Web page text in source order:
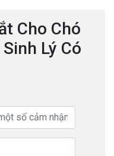
Cho Chó
Lý Có